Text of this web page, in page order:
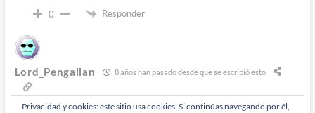
0 Responder
Lord_Pengallan 8 años han pasado desde que se escribió esto
Privacidad y cookies: este sitio usa cookies. Si continúas navegando por él,